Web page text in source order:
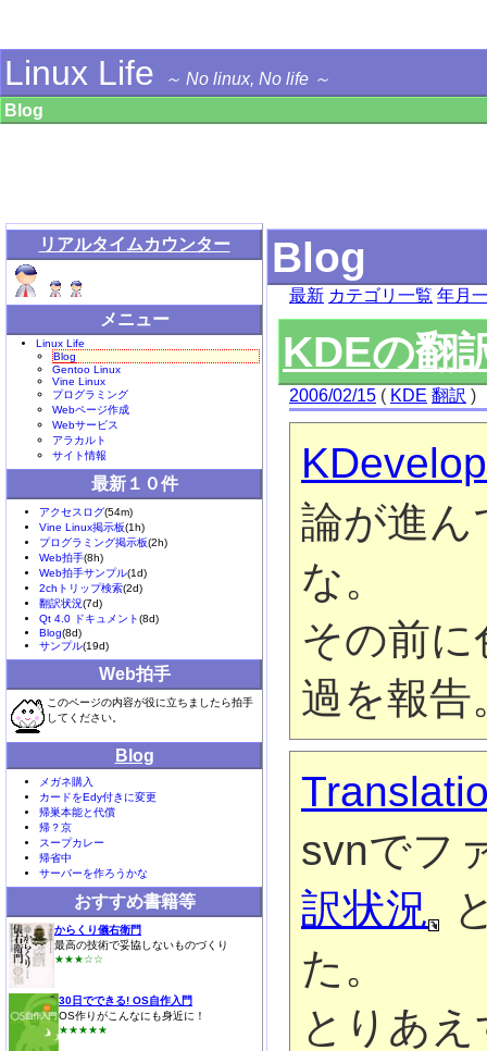
Blog
最新 カテゴリ一覧 年月
KDEの翻
2006/02/15 ( KDE 翻訳 )
論が進ん
な。
その前
過を報告
svnでフ
訳状況
た。
とりあ
Linux Life
～ No linux, No life ～
Blog
リアルタイムカウンター
メニュー
Linux Life
Blog
Gentoo Linux
Vine Linux
プログラミング
Webページ作成
Webサービス
アラカルト
サイト情報
最新１０件
アクセスログ(54m)
Vine Linux掲示板(1h)
プログラミング掲示板(2h)
Web拍手(8h)
Web拍手サンプル(1d)
2chトリップ検索(2d)
翻訳状況(7d)
Qt 4.0 ドキュメント(8d)
Blog(8d)
サンプル(19d)
Web拍手
このページの内容が役に立ちましたら拍手
してください。
Blog
メガネ購入
カードをEdy付きに変更
帰巣本能と代償
帰？京
スープカレー
帰省中
サーバーを作ろうかな
おすすめ書籍等
からくり儀右衛門
最高の技術で妥協しないものづくり
★★★☆☆
30日でできる! OS自作入門
OS作りがこんなにも身近に！
★★★★★